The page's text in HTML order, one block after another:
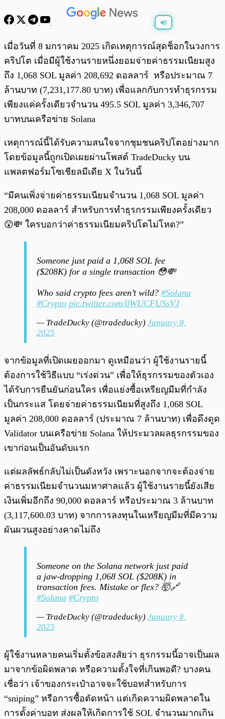
พร้อมเล่น 0:00 /
เมื่อวันที่ 8 มกราคม 2025 เกิดเหตุการณ์สุดช็อกในวงการ
คริปโต เมื่อมีผู้ใช้งานรายหนึ่งยอมจ่ายค่าธรรมเนียมสูง
ถึง 1,068 SOL มูลค่า 208,692 ดอลลาร์ หรือประมาณ 7
ล้านบาท (7,231,177.80 บาท) เพื่อแลกกับการทำธุรกรรม
เพียงแค่ครั้งเดียวจำนวน 495.5 SOL มูลค่า 3,346,707
บาทบนเครือข่าย Solana
เหตุการณ์นี้ได้รับความสนใจจากชุมชนคริปโตอย่างมาก
โดยข้อมูลนี้ถูกเปิดเผยผ่านโพสต์ TradeDucky บน
แพลตฟอร์มโซเชียลมีเดีย X ในวันนี้
“มีคนเพิ่งจ่ายค่าธรรมเนียมจำนวน 1,068 SOL มูลค่า
208,000 ดอลลาร์ สำหรับการทำธุรกรรมเพียงครั้งเดียว
😲💸 ใครบอกว่าค่าธรรมเนียมคริปโตไม่โหด?”
Someone just paid a 1,068 SOL fee
($208K) for a single transaction 😳💸
Who said crypto fees aren’t wild? #Solana
#Crypto pic.twitter.com/0WUCFUSsVJ
— TradeDucky (@tradeducky) January 8,
2025
จากข้อมูลที่เปิดเผยออกมา ดูเหมือนว่า ผู้ใช้งานรายนี้
ต้องการใช้วิธีแบบ “เร่งด่วน” เพื่อให้ธุรกรรมของตัวเอง
ได้รับการยืนยันก่อนใคร เพื่อแย่งซื้อเหรียญมีมที่กำลัง
เป็นกระแส โดยจ่ายค่าธรรมเนียมที่สูงถึง 1,068 SOL
มูลค่า 208,000 ดอลลาร์ (ประมาณ 7 ล้านบาท) เพื่อดึงดูด
Validator บนเครือข่าย Solana ให้ประมวลผลธุรกรรมของ
เขาก่อนเป็นอันดับแรก
แต่ผลลัพธ์กลับไม่เป็นดังหวัง เพราะนอกจากจะต้องจ่าย
ค่าธรรมเนียมจำนวนมหาศาลแล้ว ผู้ใช้งานรายนี้ยังเสีย
เงินเพิ่มอีกถึง 90,000 ดอลลาร์ หรือประมาณ 3 ล้านบาท
(3,117,600.03 บาท) จากการลงทุนในเหรียญมีมที่มีความ
ผันผวนสูงอย่างคาดไม่ถึง
Someone on the Solana network just paid
a jaw-dropping 1,068 SOL ($208K) in
transaction fees. Mistake or flex? 🤯🔗
#Solana #Crypto
— TradeDucky (@tradeducky) January 8,
2025
ผู้ใช้งานหลายคนเริ่มตั้งข้อสงสัยว่า ธุรกรรมนี้อาจเป็นผล
มาจากข้อผิดพลาด หรือความตั้งใจที่เกินพอดี? บางคน
เชื่อว่า เจ้าของกระเป๋าอาจจะใช้บอทสำหรับการ
“sniping” หรือการซื้อตัดหน้า แต่เกิดความผิดพลาดใน
การตั้งค่าบอท ส่งผลให้เกิดการใช้ SOL จำนวนมากเกิน